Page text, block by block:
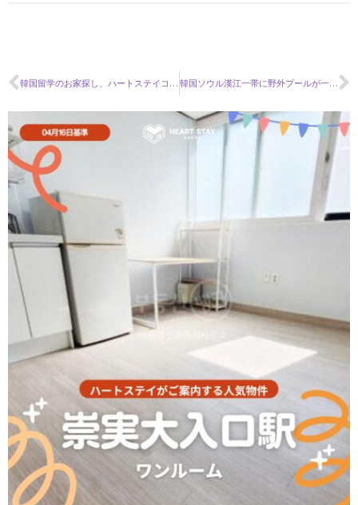
韓国留学のお家探し、ハートステイコリア利用者のメンバーシップサービスがスタート！ 韓国ソウル漢江一帯に野外プールが一斉オープン！한강 야외수영장＆물놀이장